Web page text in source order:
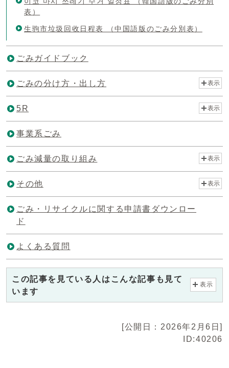
表）
生驹市垃圾回收日程表 （中国語版のごみ分別表）
ごみガイドブック
ごみの分け方・出し方 表示
5R 表示
事業系ごみ
ごみ減量の取り組み 表示
その他 表示
ごみ・リサイクルに関する申請書ダウンロー
ド
よくある質問
この記事を見ている人はこんな記事も見て
います
表示
[公開日：2026年2月6日]
ID:40206